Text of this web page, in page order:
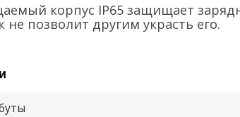
корпус IP65 защищает
позволит другим украсть его.